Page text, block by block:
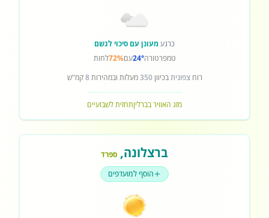
כרגעמעונן עם סיכוי לגשם
טמפרטורה24°עם72%לחות
רוחצפוניתבכיוון350מעלות ובמהירות8קמ"ש
מזג האוויר בברליןתחזית לשבועיים
ברצלונה, ספרד
הוסף למועדפים